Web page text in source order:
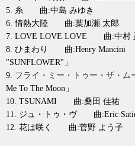
5. 糸 曲:中島 みゆき
6. 情熱大陸 曲:葉加瀬 太郎
7. LOVE LOVE LOVE 曲:中村
8. ひまわり 曲:Henry Mancini
"SUNFLOWER"」
9. フライ・ミー・トゥー・ザ・ム
Me To The Moon」
10. TSUNAMI 曲:桑田 佳祐
11. ジュ・トゥ・ヴ 曲:Eric
12. 花は咲く 曲:菅野 よう子